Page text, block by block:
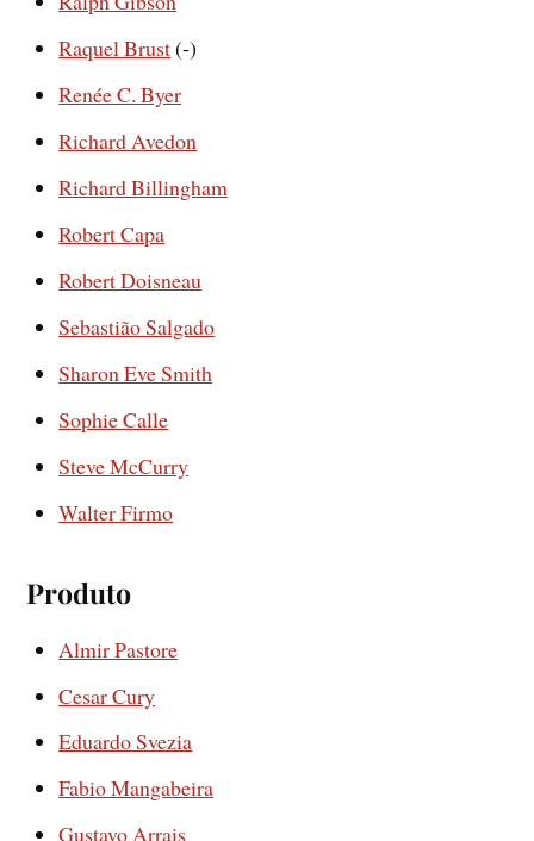
Raquel Brust(-)
Renée C. Byer
Richard Avedon
Richard Billingham
Robert Capa
Robert Doisneau
Sebastião Salgado
Sharon Eve Smith
Sophie Calle
Steve McCurry
Walter Firmo
Produto
Almir Pastore
Cesar Cury
Eduardo Svezia
Fabio Mangabeira
Gustavo Arrais